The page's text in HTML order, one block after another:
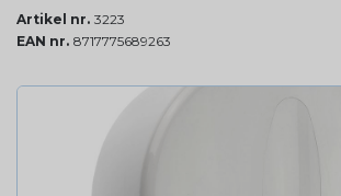
Artikel nr. 3223
EAN nr. 8717775689263